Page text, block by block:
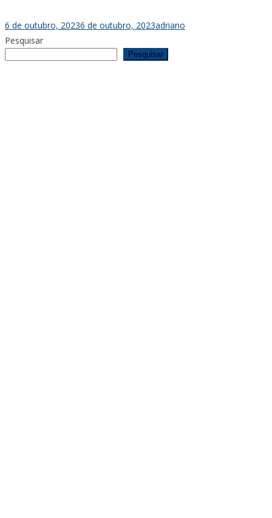
6 de outubro, 20236 de outubro, 2023adriano
Pesquisar
Pesquisar